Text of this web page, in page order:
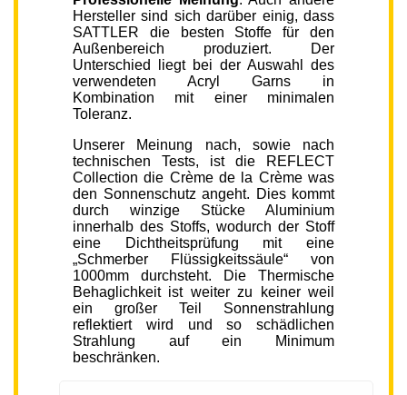
Hersteller sind sich darüber einig, dass
SATTLER die besten Stoffe für den
Außenbereich produziert. Der
Unterschied liegt bei der Auswahl des
verwendeten Acryl Garns in
Kombination mit einer minimalen
Toleranz.
Unserer Meinung nach, sowie nach
technischen Tests, ist die REFLECT
Collection die Crème de la Crème was
den Sonnenschutz angeht. Dies kommt
durch winzige Stücke Aluminium
innerhalb des Stoffs, wodurch der Stoff
eine Dichtheitsprüfung mit eine
„Schmerber Flüssigkeitssäule“ von
1000mm durchsteht. Die Thermische
Behaglichkeit ist weiter zu keiner weil
ein großer Teil Sonnenstrahlung
reflektiert wird und so schädlichen
Strahlung auf ein Minimum
beschränken.